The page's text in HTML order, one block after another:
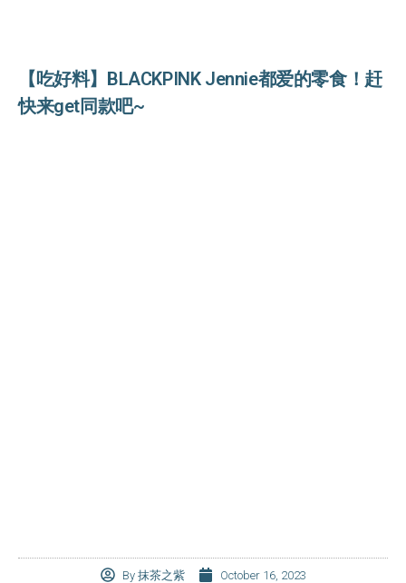
【吃好料】BLACKPINK Jennie都爱的零食！赶
快来get同款吧~
By抹茶之紫 October 16, 2023